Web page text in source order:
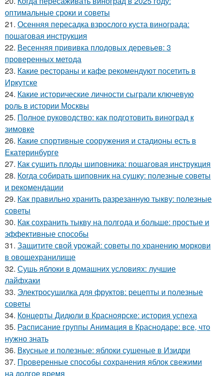
оптимальные сроки и советы
21. Осенняя пересадка взрослого куста винограда:
пошаговая инструкция
22. Весенняя прививка плодовых деревьев: 3
проверенных метода
23. Какие рестораны и кафе рекомендуют посетить в
Иркутске
24. Какие исторические личности сыграли ключевую
роль в истории Москвы
25. Полное руководство: как подготовить виноград к
зимовке
26. Какие спортивные сооружения и стадионы есть в
Екатеринбурге
27. Как сушить плоды шиповника: пошаговая инструкция
28. Когда собирать шиповник на сушку: полезные советы
и рекомендации
29. Как правильно хранить разрезанную тыкву: полезные
советы
30. Как сохранить тыкву на полгода и больше: простые и
эффективные способы
31. Защитите свой урожай: советы по хранению моркови
в овощехранилище
32. Сушь яблоки в домашних условиях: лучшие
лайфхаки
33. Электросушилка для фруктов: рецепты и полезные
советы
34. Концерты Дидюли в Красноярске: история успеха
35. Расписание группы Анимация в Краснодаре: все, что
нужно знать
36. Вкусные и полезные: яблоки сушеные в Изидри
37. Проверенные способы сохранения яблок свежими
на долгое время